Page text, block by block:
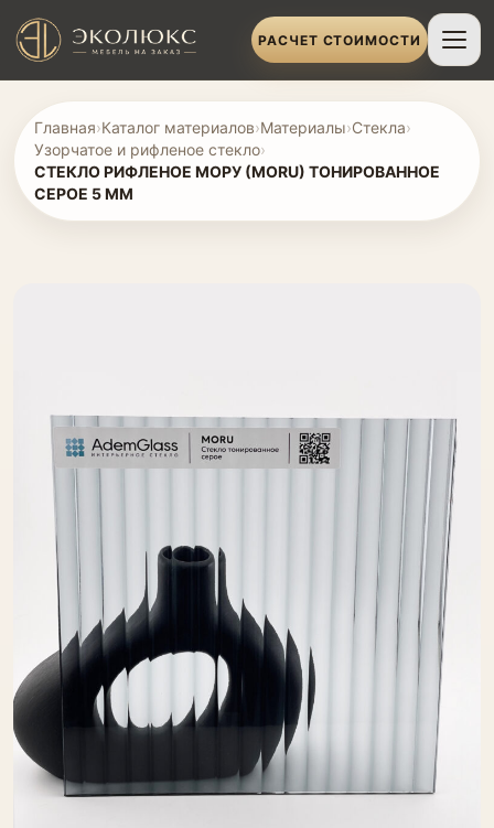
РАСЧЕТ СТОИМОСТИ
Главная›Каталог материалов›Материалы›Стекла›
Узорчатое и рифленое стекло›
СТЕКЛО РИФЛЕНОЕ МОРУ (MORU) ТОНИРОВАННОЕ
СЕРОЕ 5 ММ